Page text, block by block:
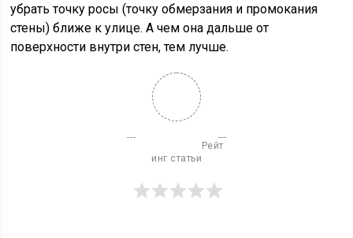
убрать точку росы (точку обмерзания и промокания
стены) ближе к улице. А чем она дальше от
поверхности внутри стен, тем лучше.
инг статьи